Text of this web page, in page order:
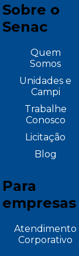
Sobre o
Senac
Quem
Somos
Unidades e
Campi
Trabalhe
Conosco
Licitação
Blog
Para
empresas
Atendimento
Corporativo